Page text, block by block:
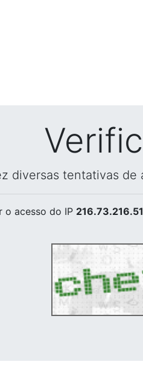
diversas tentativas
o acesso do IP 216.73.216.51